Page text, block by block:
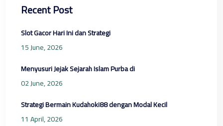
Recent Post
Slot Gacor Hari Ini dan Strategi
15 June, 2026
Menyusuri Jejak Sejarah Islam Purba di
02 June, 2026
Strategi Bermain Kudahoki88 dengan Modal Kecil
11 April, 2026